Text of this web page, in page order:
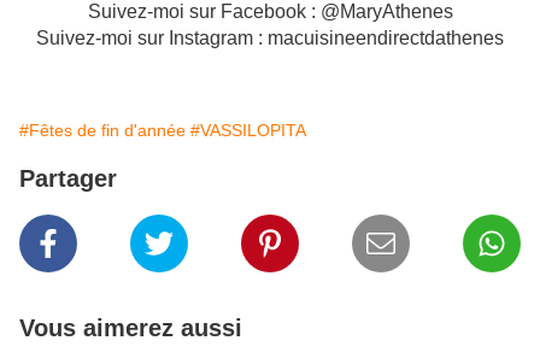
Suivez-moi sur Facebook : @MaryAthenes
Suivez-moi sur Instagram : macuisineendirectdathenes
#Fêtes de fin d'année #VASSILOPITA
Partager
Vous aimerez aussi